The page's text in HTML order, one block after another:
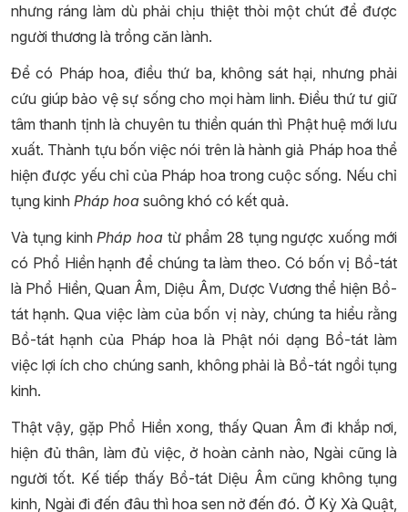
nhưng ráng làm dù phải chịu thiệt thòi một chút để được
người thương là trồng căn lành.
Để có Pháp hoa, điều thứ ba, không sát hại, nhưng phải
cứu giúp bảo vệ sự sống cho mọi hàm linh. Điều thứ tư giữ
tâm thanh tịnh là chuyên tu thiền quán thì Phật huệ mới lưu
xuất. Thành tựu bốn việc nói trên là hành giả Pháp hoa thể
hiện được yếu chỉ của Pháp hoa trong cuộc sống. Nếu chỉ
tụng kinh Pháp hoa suông khó có kết quả.
Và tụng kinh Pháp hoa từ phẩm 28 tụng ngược xuống mới
có Phổ Hiền hạnh để chúng ta làm theo. Có bốn vị Bồ-tát
là Phổ Hiền, Quan Âm, Diệu Âm, Dược Vương thể hiện Bồ-
tát hạnh. Qua việc làm của bốn vị này, chúng ta hiểu rằng
Bồ-tát hạnh của Pháp hoa là Phật nói dạng Bồ-tát làm
việc lợi ích cho chúng sanh, không phải là Bồ-tát ngồi tụng
kinh.
Thật vậy, gặp Phổ Hiền xong, thấy Quan Âm đi khắp nơi,
hiện đủ thân, làm đủ việc, ở hoàn cảnh nào, Ngài cũng là
người tốt. Kế tiếp thấy Bồ-tát Diệu Âm cũng không tụng
kinh, Ngài đi đến đâu thì hoa sen nở đến đó. Ở Kỳ Xà Quật,